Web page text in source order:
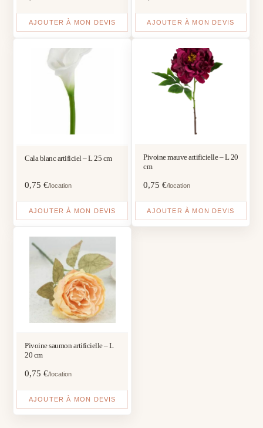
AJOUTER À MON DEVIS AJOUTER À MON DEVIS
Cala blanc artificiel – L 25 cm
0,75€/location
AJOUTER À MON DEVIS
Pivoine mauve artificielle – L 20
cm
0,75 €/location
AJOUTER À MON DEVIS
Pivoine saumon artificielle – L
20 cm
0,75€/location
AJOUTER À MON DEVIS